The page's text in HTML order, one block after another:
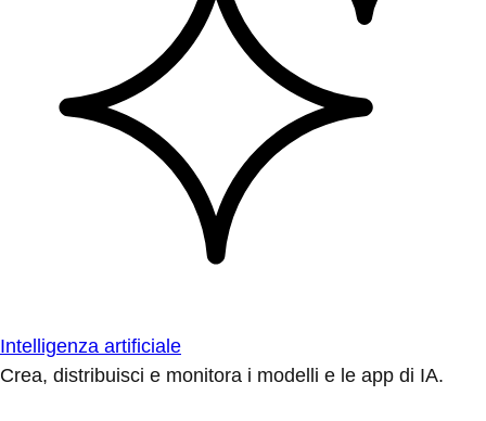
Intelligenza artificiale
Crea, distribuisci e monitora i modelli e le app di IA.